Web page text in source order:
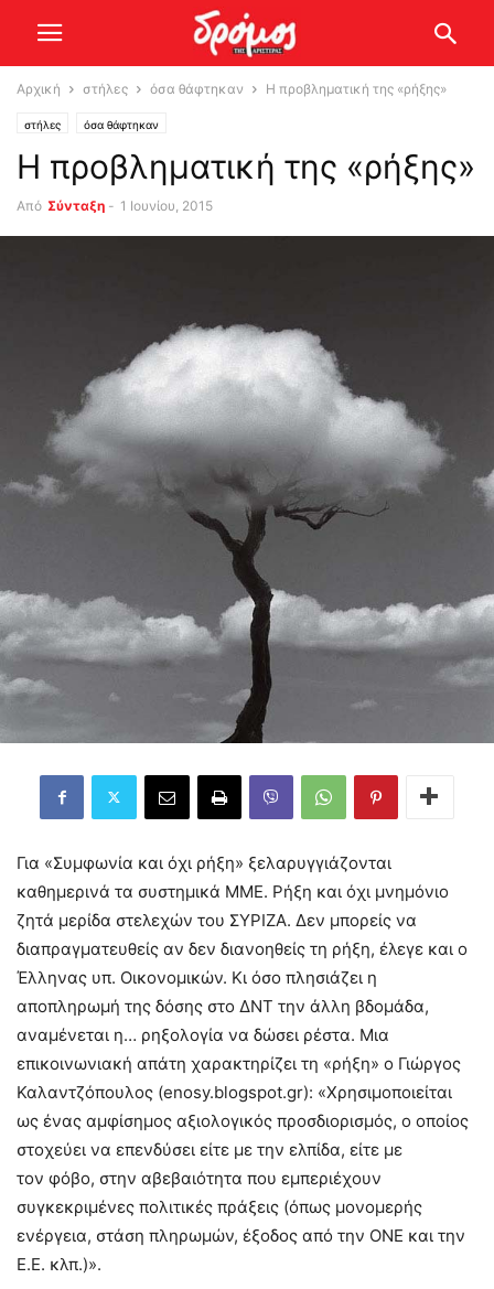
Αρχική στήλες όσα θάφτηκαν Η προβληματική της «ρήξης»
στήλες όσα θάφτηκαν
Η προβληματική της «ρήξης»
Από Σύνταξη - 1 Ιουνίου, 2015
Για «Συμφωνία και όχι ρήξη» ξελαρυγγιάζονται
καθημερινά τα συστημικά ΜΜΕ. Ρήξη και όχι μνημόνιο
ζητά μερίδα στελεχών του ΣΥΡΙΖΑ. Δεν μπορείς να
διαπραγματευθείς αν δεν διανοηθείς τη ρήξη, έλεγε και ο
Έλληνας υπ. Οικονομικών. Κι όσο πλησιάζει η
αποπληρωμή της δόσης στο ΔΝΤ την άλλη βδομάδα,
αναμένεται η… ρηξολογία να δώσει ρέστα. Μια
επικοινωνιακή απάτη χαρακτηρίζει τη «ρήξη» ο Γιώργος
Καλαντζόπουλος (enosy.blogspot.gr): «Χρησιμοποιείται
ως ένας αμφίσημος αξιολογικός προσδιορισμός, ο οποίος
στοχεύει να επενδύσει είτε με την ελπίδα, είτε με
τον φόβο, στην αβεβαιότητα που εμπεριέχουν
συγκεκριμένες πολιτικές πράξεις (όπως μονομερής
ενέργεια, στάση πληρωμών, έξοδος από την ΟΝΕ και την
Ε.Ε. κλπ.)».